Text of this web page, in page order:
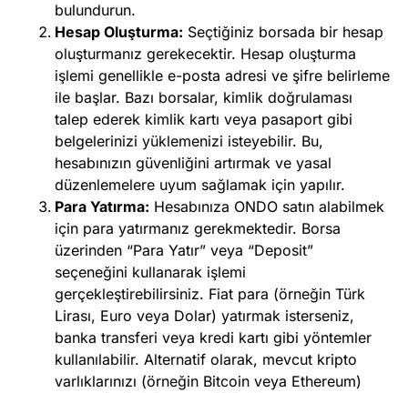
bulundurun.
Hesap Oluşturma: Seçtiğiniz borsada bir hesap
oluşturmanız gerekecektir. Hesap oluşturma
işlemi genellikle e-posta adresi ve şifre belirleme
ile başlar. Bazı borsalar, kimlik doğrulaması
talep ederek kimlik kartı veya pasaport gibi
belgelerinizi yüklemenizi isteyebilir. Bu,
hesabınızın güvenliğini artırmak ve yasal
düzenlemelere uyum sağlamak için yapılır.
Para Yatırma: Hesabınıza ONDO satın alabilmek
için para yatırmanız gerekmektedir. Borsa
üzerinden “Para Yatır” veya “Deposit”
seçeneğini kullanarak işlemi
gerçekleştirebilirsiniz. Fiat para (örneğin Türk
Lirası, Euro veya Dolar) yatırmak isterseniz,
banka transferi veya kredi kartı gibi yöntemler
kullanılabilir. Alternatif olarak, mevcut kripto
varlıklarınızı (örneğin Bitcoin veya Ethereum)